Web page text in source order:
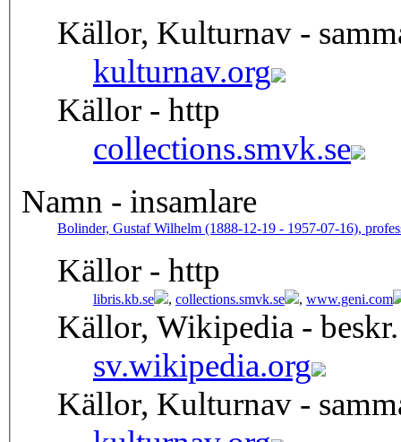
Källor, Kulturnav -
kulturnav.org
Källor - http
collections.smvk.se
Namn - insamlare
Bolinder, Gustaf Wilhelm (1888-12-19 - 1957-07-16),
Källor - http
libris.kb.se , collections.smvk.se , www.geni.com
Källor, Wikipedia -
sv.wikipedia.org
Källor, Kulturnav -